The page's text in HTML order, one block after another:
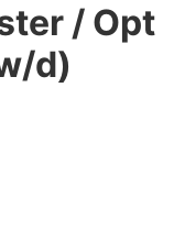
/ Opt
d)